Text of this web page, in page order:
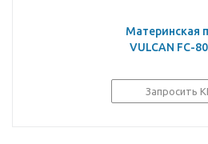
Материнская
VULCAN FC-
Запросить